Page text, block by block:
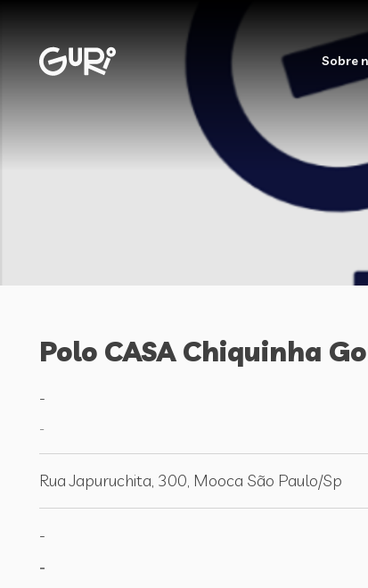
Sobre
Polo CASA Chiquinha
-
-
Rua Japuruchita, 300, Mooca São Paulo/Sp
-
-